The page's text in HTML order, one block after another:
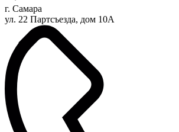
г. Самара
ул. 22 Партсъезда, дом 10А